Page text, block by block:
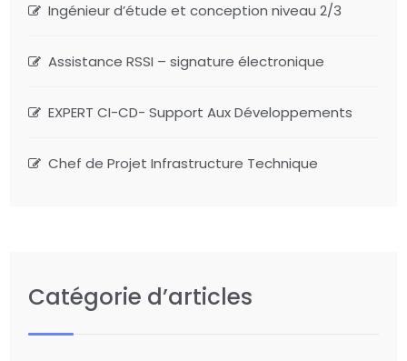
Ingénieur d’étude et conception niveau 2/3
Assistance RSSI – signature électronique
EXPERT CI-CD- Support Aux Développements
Chef de Projet Infrastructure Technique
Catégorie d’articles